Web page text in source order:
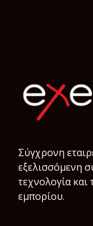
Σύγχρονη
εξελισσόμενη
τεχνολογία και
εμπορίου.